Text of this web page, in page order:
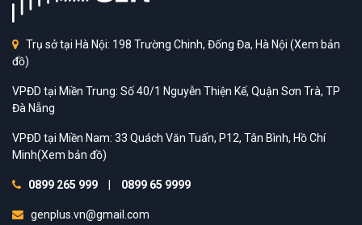
Trụ sở tại Hà Nội: 198 Trường Chinh, Đống Đa, Hà Nội (Xem bản
đồ)
VPĐD tại Miền Trung: Số 40/1 Nguyễn Thiện Kế, Quận Sơn Trà, TP
Đà Nẵng
VPĐD tại Miền Nam: 33 Quách Văn Tuấn, P12, Tân Bình, Hồ Chí
Minh(Xem bản đồ)
0899 265 999 0899 65 9999
genplus.vn@gmail.com